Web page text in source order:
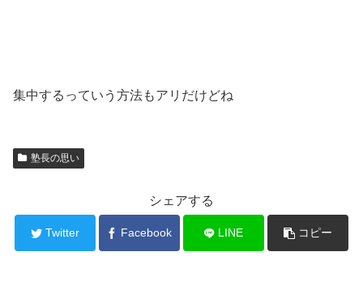
集中するっていう方法もアリだけどね
塾長の思い
シェアする
Twitter Facebook LINE コピー